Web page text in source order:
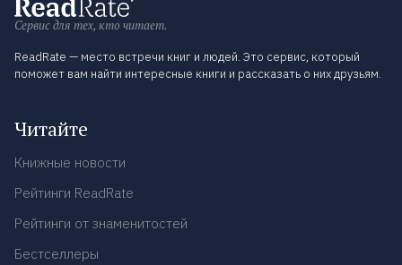
Сервис для тех, кто читает.
ReadRate — место встречи книг и людей. Это сервис, который
поможет вам найти интересные книги и рассказать о них друзьям.
Читайте
Книжные новости
Рейтинги ReadRate
Рейтинги от знаменитостей
Бестселлеры